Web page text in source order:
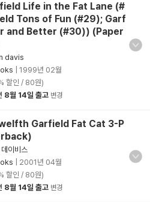
Life in the Fat Lane (#
Tons of Fun (#29); Garf
and Better (#30)) (Paper
davis
1999년 02월
할인 / 80원)
8월 14일 출고 변경
Garfield Fat Cat 3-P
이비스
2001년 04월
할인 / 80원)
8월 14일 출고 변경